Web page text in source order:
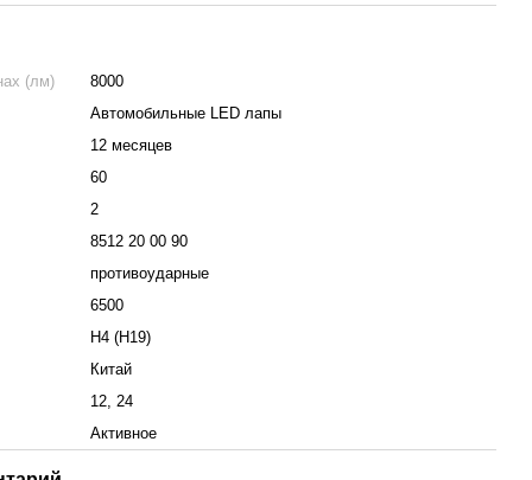
(лм)
8000
Автомобильные LED лапы
12 месяцев
60
2
8512 20 00 90
противоударные
6500
H4 (H19)
Китай
12, 24
Активное